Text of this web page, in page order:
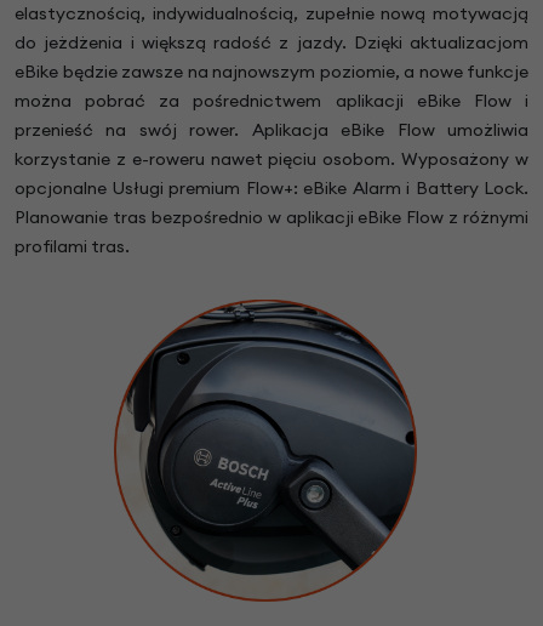
elastycznością, indywidualnością, zupełnie nową motywacją
do jeżdżenia i większą radość z jazdy. Dzięki aktualizacjom
eBike będzie zawsze na najnowszym poziomie, a nowe funkcje
można pobrać za pośrednictwem aplikacji eBike Flow i
przenieść na swój rower. Aplikacja eBike Flow umożliwia
korzystanie z e-roweru nawet pięciu osobom. Wyposażony w
opcjonalne Usługi premium Flow+: eBike Alarm i Battery Lock.
Planowanie tras bezpośrednio w aplikacji eBike Flow z różnymi
profilami tras.